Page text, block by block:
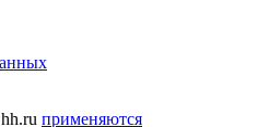
применяются